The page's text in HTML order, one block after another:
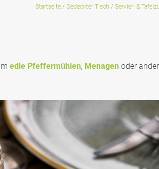
Startseite / Gedeckter Tisch / Servier- &
edle Pfeffermühlen, Menagen oder